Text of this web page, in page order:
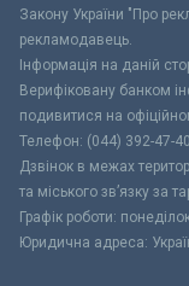
Закону України "Про
рекламодавець.
Інформація на даній
Верифіковану банком
подивитися на
Телефон: (044) 392-47-40
Дзвінок в межах
та міського зв’язку за
Графік роботи:
Юридична адреса: